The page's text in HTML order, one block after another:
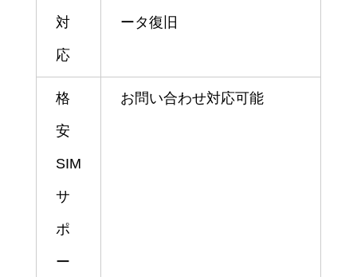
対
応
ータ復旧
格
安
SIM
サ
ポ
ー
お問い合わせ対応可能